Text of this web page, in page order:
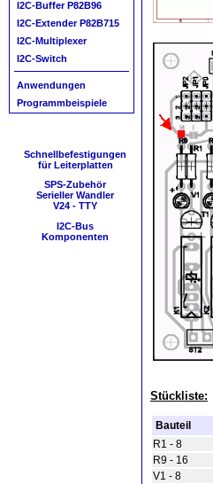
I2C-Buffer P82B96
I2C-Extender P82B715
I2C-Multiplexer
I2C-Switch
Anwendungen
Programmbeispiele
Schnellbefestigungen
für Leiterplatten
SPS-Zubehör
Serieller Wandler
V24 - TTY
I2C-Bus
Komponenten
Stückliste:
Bauteil
R1 - 8
R9 - 16
V1 - 8